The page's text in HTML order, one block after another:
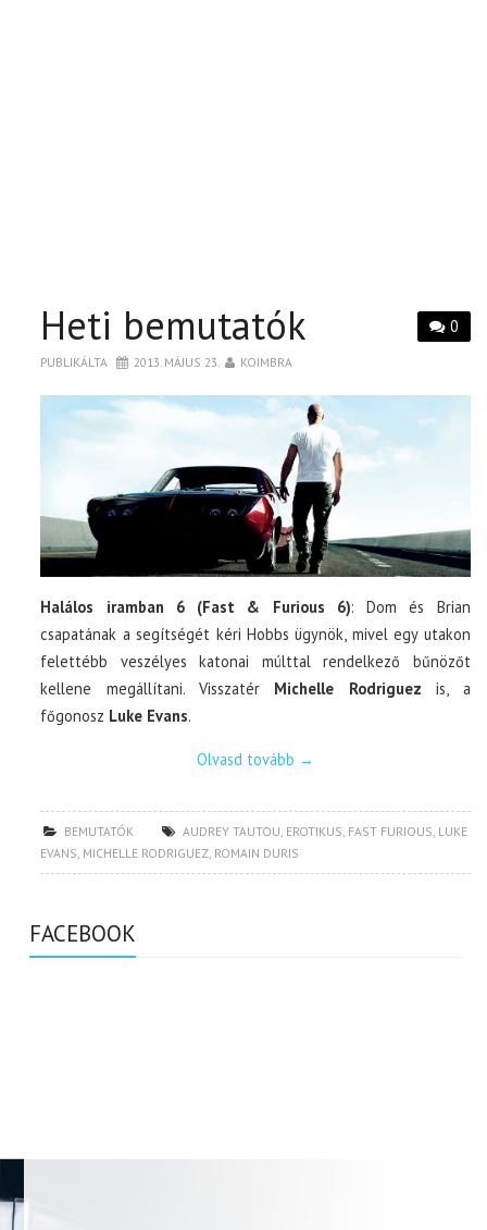
0
Heti bemutatók
PUBLIKÁLTA 2013. MÁJUS 23. KOIMBRA
Halálos iramban 6 (Fast & Furious 6): Dom és Brian
csapatának a segítségét kéri Hobbs ügynök, mivel egy utakon
felettébb veszélyes katonai múlttal rendelkező bűnözőt
kellene megállítani. Visszatér Michelle Rodriguez is, a
főgonosz Luke Evans.
Olvasd tovább →
BEMUTATÓK AUDREY TAUTOU, EROTIKUS, FAST FURIOUS, LUKE
EVANS, MICHELLE RODRIGUEZ, ROMAIN DURIS
FACEBOOK